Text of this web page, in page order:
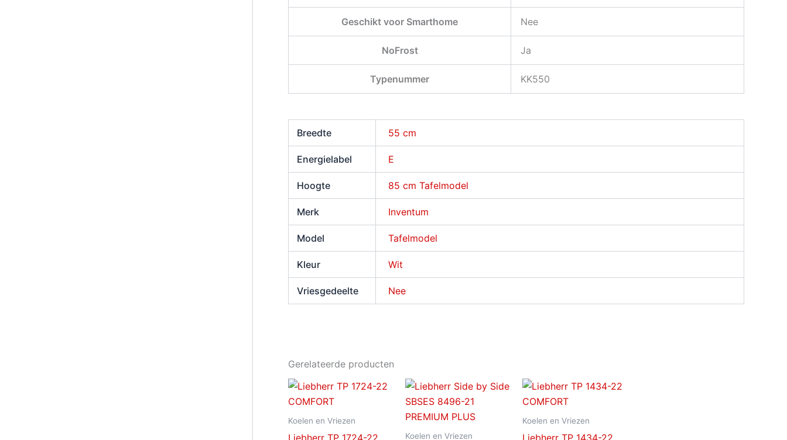
Geschikt voor Smarthome Nee
NoFrost Ja
Typenummer KK550
Breedte 55 cm
Energielabel E
Hoogte 85 cm Tafelmodel
Merk Inventum
Model Tafelmodel
Kleur Wit
Vriesgedeelte Nee
Gerelateerde producten
Koelen en Vriezen
Koelen en Vriezen
Koelen en Vriezen